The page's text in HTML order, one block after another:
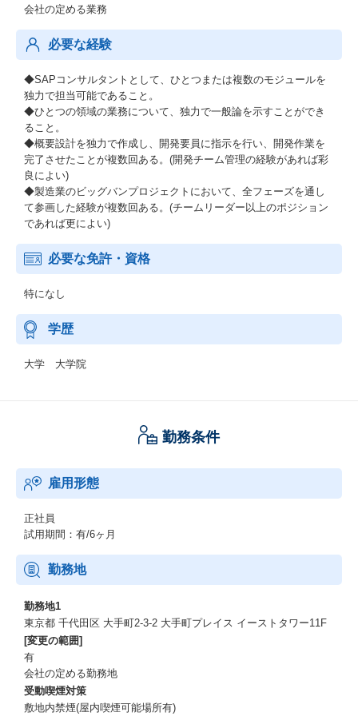
会社の定める業務
必要な経験
◆SAPコンサルタントとして、ひとつまたは複数のモジュールを
独力で担当可能であること。
◆ひとつの領域の業務について、独力で一般論を示すことができ
ること。
◆概要設計を独力で作成し、開発要員に指示を行い、開発作業を
完了させたことが複数回ある。(開発チーム管理の経験があれば彩
良によい)
◆製造業のビッグバンプロジェクトにおいて、全フェーズを通し
て参画した経験が複数回ある。(チームリーダー以上のポジション
であれば更によい)
必要な免許・資格
特になし
学歴
大学 大学院
勤務条件
雇用形態
正社員
試用期間：有/6ヶ月
勤務地
勤務地1
東京都 千代田区 大手町2-3-2 大手町プレイス イーストタワー11F
[変更の範囲]
有
会社の定める勤務地
受動喫煙対策
敷地内禁煙(屋内喫煙可能場所有)